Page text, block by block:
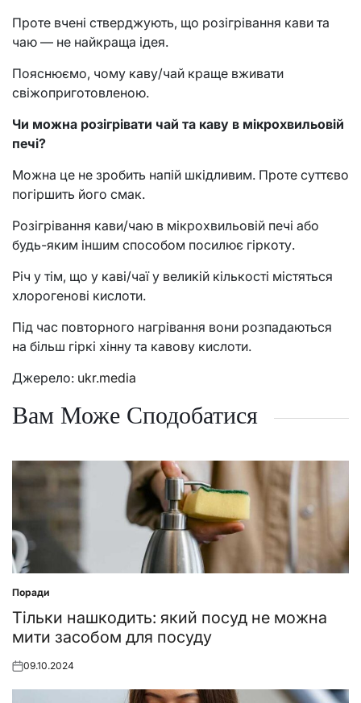
Проте вчені стверджують, що розігрівання кави та
чаю — не найкраща ідея.
Пояснюємо, чому каву/чай краще вживати
свіжоприготовленою.
Чи можна розігрівати чай та каву в мікрохвильовій
печі?
Можна це не зробить напій шкідливим. Проте суттєво
погіршить його смак.
Розігрівання кави/чаю в мікрохвильовій печі або
будь-яким іншим способом посилює гіркоту.
Річ у тім, що у каві/чаї у великій кількості містяться
хлорогенові кислоти.
Під час повторного нагрівання вони розпадаються
на більш гіркі хінну та кавову кислоти.
Джерело: ukr.media
Вам Може Сподобатися
Posted
in
Поради
Тільки нашкодить: який посуд не можна
мити засобом для посуду
Posted
09.10.2024